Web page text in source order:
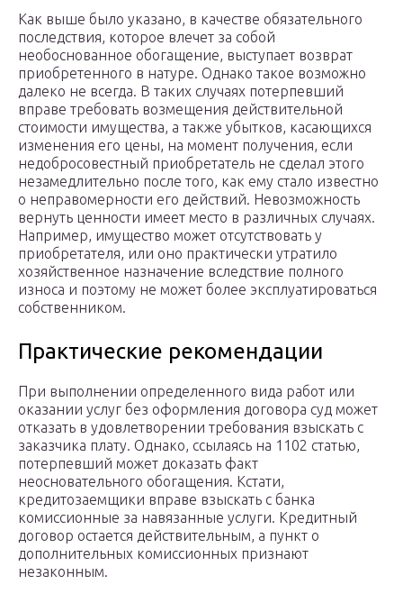
Как выше было указано, в качестве обязательного
последствия, которое влечет за собой
необоснованное обогащение, выступает возврат
приобретенного в натуре. Однако такое возможно
далеко не всегда. В таких случаях потерпевший
вправе требовать возмещения действительной
стоимости имущества, а также убытков, касающихся
изменения его цены, на момент получения, если
недобросовестный приобретатель не сделал этого
незамедлительно после того, как ему стало известно
о неправомерности его действий. Невозможность
вернуть ценности имеет место в различных случаях.
Например, имущество может отсутствовать у
приобретателя, или оно практически утратило
хозяйственное назначение вследствие полного
износа и поэтому не может более эксплуатироваться
собственником.
Практические рекомендации
При выполнении определенного вида работ или
оказании услуг без оформления договора суд может
отказать в удовлетворении требования взыскать с
заказчика плату. Однако, ссылаясь на 1102 статью,
потерпевший может доказать факт
неосновательного обогащения. Кстати,
кредитозаемщики вправе взыскать с банка
комиссионные за навязанные услуги. Кредитный
договор остается действительным, а пункт о
дополнительных комиссионных признают
незаконным.